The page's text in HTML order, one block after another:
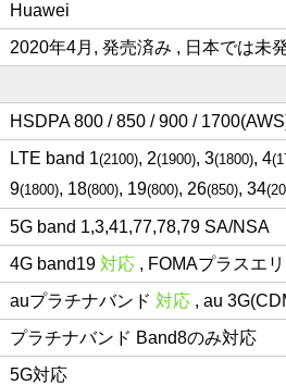
Huawei
2020年4月, 発売済み , 日本では未
HSDPA 800 / 850 / 900 /
LTE band 1(2100), 2(1900), 3(1800), 4
9(1800), 18(800), 19(800), 26(850), 34
5G band 1,3,41,77,78,79 SA/NSA
4G band19 対応 , FOMAプラスエ
auプラチナバンド 対応 , au
プラチナバンド Band8のみ対応
5G対応